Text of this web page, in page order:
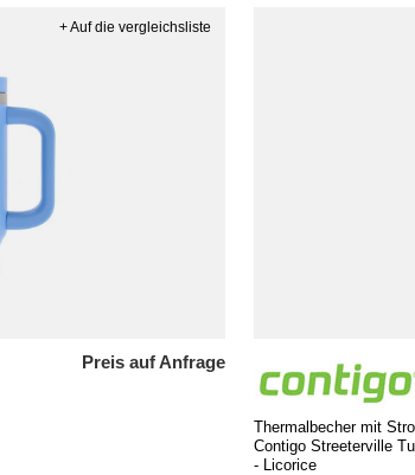
Preis auf Anfrage
+ Auf die vergleichsliste
Thermalbecher mit
Contigo Streeterville
- Licorice